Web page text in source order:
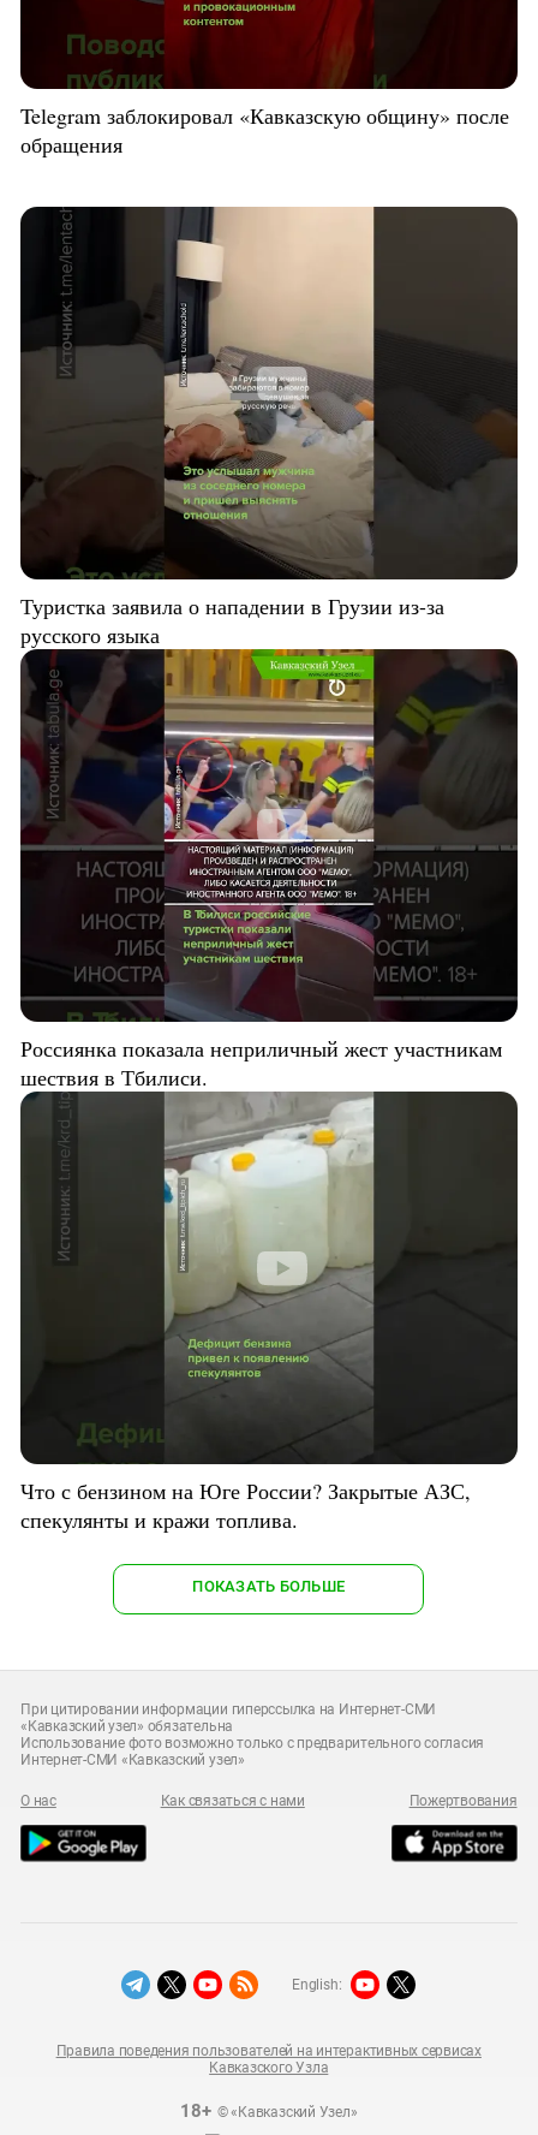
Telegram заблокировал «Кавказскую общину» после
обращения
Туристка заявила о нападении в Грузии из-за
русского языка
Россиянка показала неприличный жест участникам
шествия в Тбилиси.
Что с бензином на Юге России? Закрытые АЗС,
спекулянты и кражи топлива.
ПОКАЗАТЬ БОЛЬШЕ
При цитировании информации гиперссылка на Интернет-СМИ
«Кавказский узел» обязательна
Использование фото возможно только с предварительного согласия
Интернет-СМИ «Кавказский узел»
О нас Как связаться с нами Пожертвования
18+© «Кавказский Узел»
Правила поведения пользователей на интерактивных сервисах
Кавказского Узла
English: